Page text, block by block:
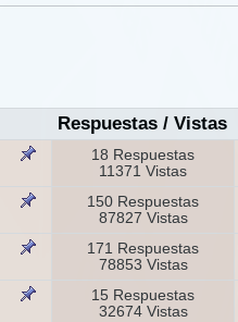
Respuestas /Vistas
18 Respuestas
11371 Vistas
150 Respuestas
87827 Vistas
171 Respuestas
78853 Vistas
15 Respuestas
32674 Vistas